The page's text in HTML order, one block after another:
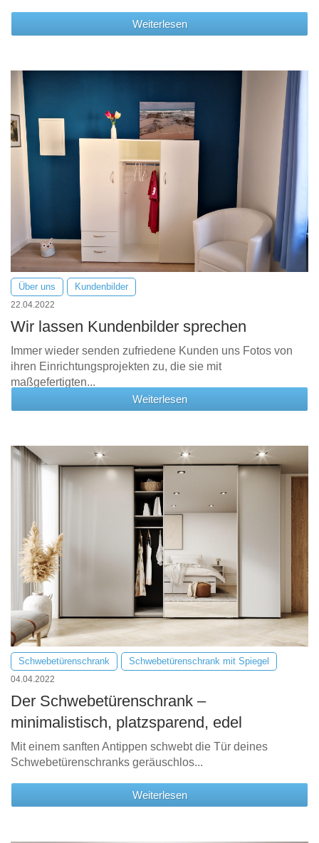
Weiterlesen
Über uns Kundenbilder
22.04.2022
Wir lassen Kundenbilder sprechen
Immer wieder senden zufriedene Kunden uns Fotos von
ihren Einrichtungsprojekten zu, die sie mit
maßgefertigten...
Weiterlesen
Schwebetürenschrank Schwebetürenschrank mit Spiegel
04.04.2022
Der Schwebetürenschrank –
minimalistisch, platzsparend, edel
Mit einem sanften Antippen schwebt die Tür deines
Schwebetürenschranks geräuschlos...
Weiterlesen